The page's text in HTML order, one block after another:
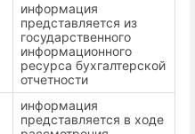
информация
представляется из
государственного
информационного
ресурса бухгалтерской
отчетности
информация
представляется в ходе